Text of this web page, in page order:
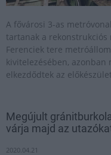
A fővárosi 3-as
tartanak a rekonstrukciós
Ferenciek tere
kivitelezésében,
elkezdődtek az
Megújult
várja majd az
2020.04.21